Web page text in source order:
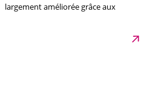
largement améliorée grâce aux